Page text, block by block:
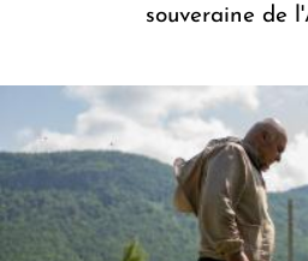
souveraine de